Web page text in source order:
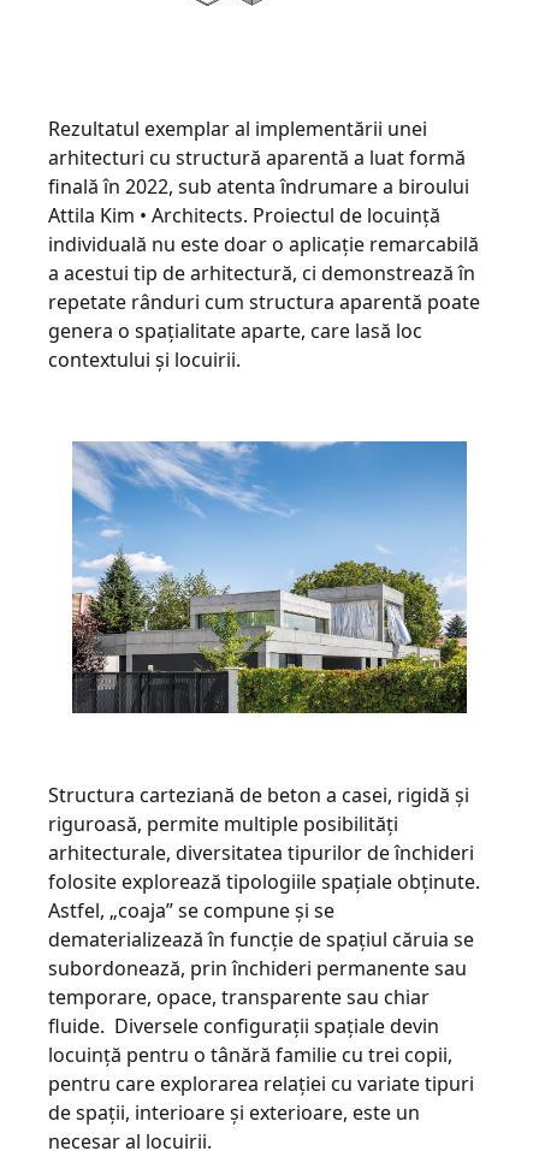
Rezultatul exemplar al implementării unei
arhitecturi cu structură aparentă a luat formă
finală în 2022, sub atenta îndrumare a biroului
Attila Kim • Architects. Proiectul de locuință
individuală nu este doar o aplicație remarcabilă
a acestui tip de arhitectură, ci demonstrează în
repetate rânduri cum structura aparentă poate
genera o spațialitate aparte, care lasă loc
contextului și locuirii.
Structura carteziană de beton a casei, rigidă și
riguroasă, permite multiple posibilități
arhitecturale, diversitatea tipurilor de închideri
folosite explorează tipologiile spațiale obținute.
Astfel, „coaja” se compune și se
dematerializează în funcție de spațiul căruia se
subordonează, prin închideri permanente sau
temporare, opace, transparente sau chiar
fluide. Diversele configurații spațiale devin
locuință pentru o tânără familie cu trei copii,
pentru care explorarea relației cu variate tipuri
de spații, interioare și exterioare, este un
necesar al locuirii.